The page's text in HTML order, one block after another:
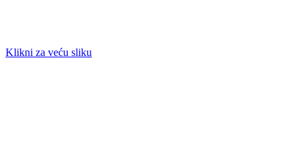
Klikni za veću sliku